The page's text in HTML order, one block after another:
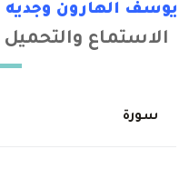
يوسف الهارون وجديه
الاستماع والتحميل
سورة